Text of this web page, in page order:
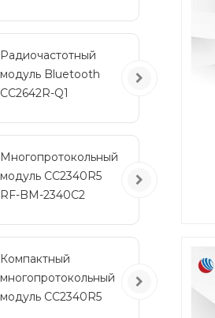
энергопотреблением
RF-BM-2340QB1
Радиочастотный
модуль Bluetooth
CC2642R-Q1
транспортных
средств
Многопротокольный
модуль CC2340R5
RF-BM-2340C2
Компактный
многопротокольный
модуль CC2340R5